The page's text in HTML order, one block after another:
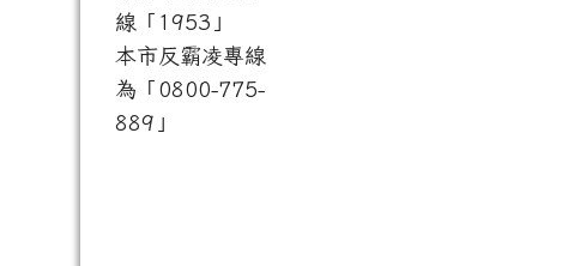
線「1953」
本市反霸凌專線
為「0800-775-
889」